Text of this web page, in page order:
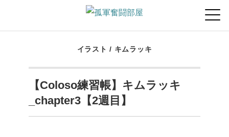
イラスト / キムラッキ
【Coloso練習帳】キムラッキ
_chapter3【2週目】